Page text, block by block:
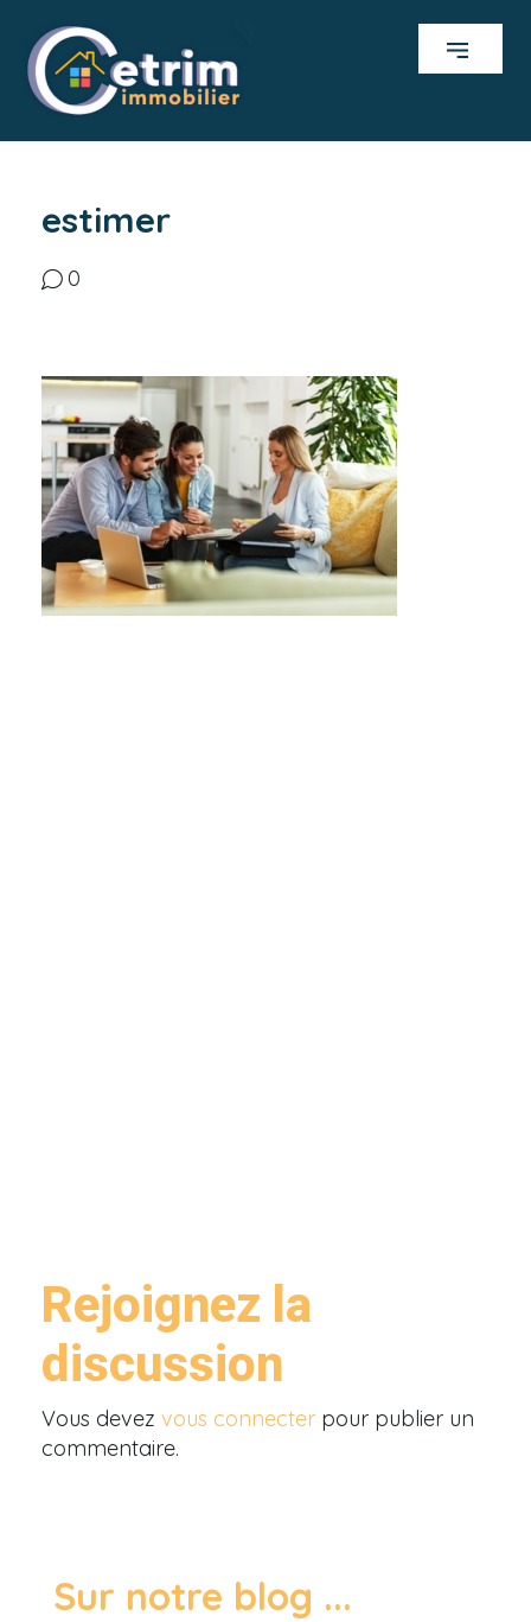
estimer
0
Rejoignez la
discussion
Vous devez vous connecter pour publier un
commentaire.
Sur notre blog ...